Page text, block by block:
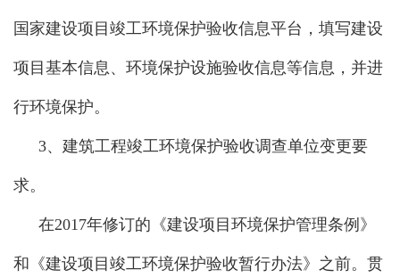
国家建设项目竣工环境保护验收信息平台，填写建设
项目基本信息、环境保护设施验收信息等信息，并进
行环境保护。
3、 建筑工程竣工环境保护验收调查单位变更要
求。
在2017年修订的《建设项目环境保护管理条例》
和《建设项目竣工环境保护验收暂行办法》之前。贯